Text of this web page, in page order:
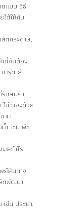
ยแบบ วิธี
ได้ให้กับ
ตกระดาษ,
ที่จับต้อง
ารทาสี
บสินค้า
ม่ว่าจะด้วย
าม
ำ เช่น พืช
ลกำไร
ย์สินทาง
ทพัฒนา
ช่น ประปา,